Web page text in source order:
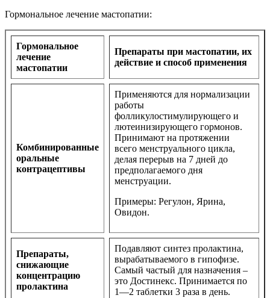
Гормональное лечение мастопатии:
Гормональное
лечение
мастопатии
Препараты при мастопатии, их
действие и способ применения
Комбинированные
оральные
контрацептивы
Применяются для нормализации
работы
фолликулостимулирующего и
лютеинизирующего гормонов.
Принимают на протяжении
всего менструального цикла,
делая перерыв на 7 дней до
предполагаемого дня
менструации.
Примеры: Регулон, Ярина,
Овидон.
Препараты,
снижающие
концентрацию
пролактина
Подавляют синтез пролактина,
вырабатываемого в гипофизе.
Самый частый для назначения –
это Достинекс. Принимается по
1—2 таблетки 3 раза в день.